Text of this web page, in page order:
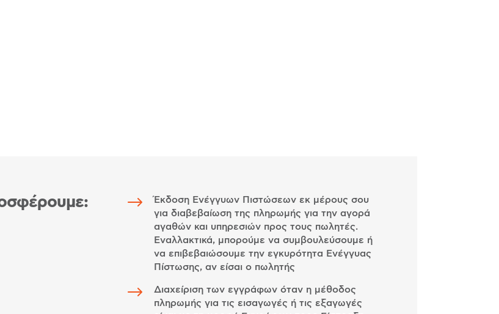
$
Έκδοση Ενέγγυων Πιστώσεων εκ μέρους σου
για διαβεβαίωση της πληρωμής για την αγορά
αγαθών και υπηρεσιών προς τους πωλητές.
Εναλλακτικά, μπορούμε να συμβουλεύσουμε ή
να επιβεβαιώσουμε την εγκυρότητα Ενέγγυας
Πίστωσης, αν είσαι ο πωλητής
$
Διαχείριση των εγγράφων όταν η μέθοδος
πληρωμής για τις εισαγωγές ή τις εξαγωγές